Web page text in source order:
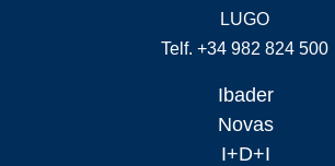
LUGO
Telf. +34 982 824 500
Ibader
Novas
I+D+I